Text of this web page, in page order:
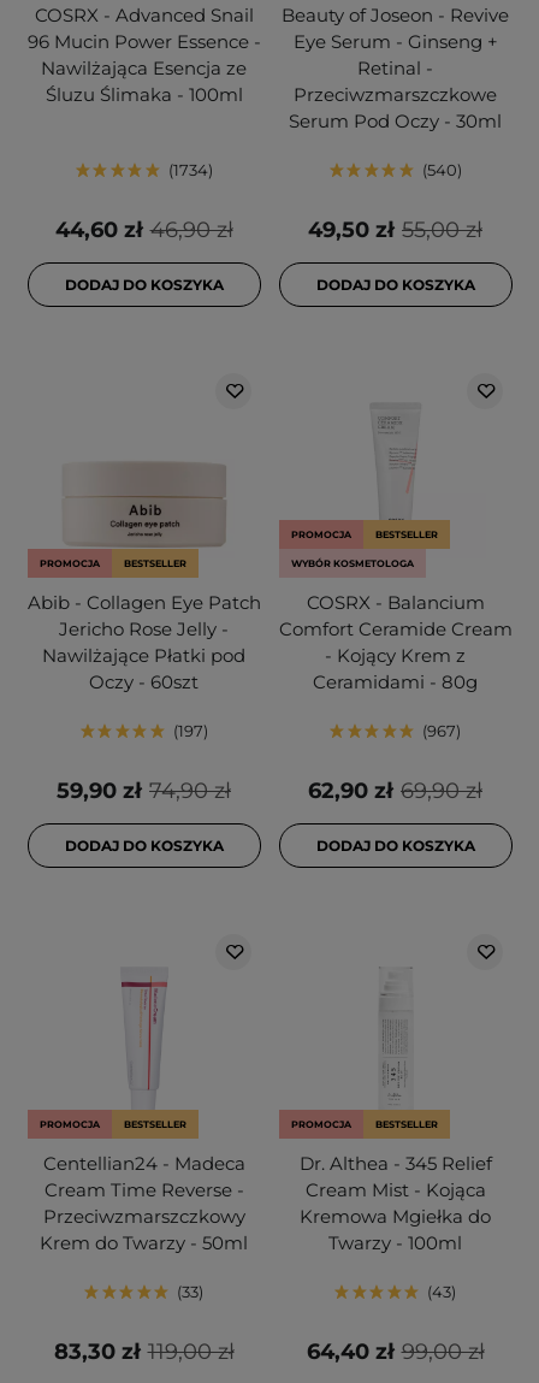
COSRX - Advanced Snail
96 Mucin Power Essence -
Nawilżająca Esencja ze
Śluzu Ślimaka - 100ml
1734
46,90 zł
44,60 zł
DODAJ DO KOSZYKA
Beauty of Joseon - Revive
Eye Serum - Ginseng +
Retinal -
Przeciwzmarszczkowe
Serum Pod Oczy - 30ml
540
55,00 zł
49,50 zł
DODAJ DO KOSZYKA
PROMOCJA BESTSELLER
Abib - Collagen Eye Patch
Jericho Rose Jelly -
Nawilżające Płatki pod
Oczy - 60szt
197
74,90 zł
59,90 zł
DODAJ DO KOSZYKA
PROMOCJA BESTSELLER
WYBÓR KOSMETOLOGA
COSRX - Balancium
Comfort Ceramide Cream
- Kojący Krem z
Ceramidami - 80g
967
69,90 zł
62,90 zł
DODAJ DO KOSZYKA
PROMOCJA BESTSELLER
Centellian24 - Madeca
Cream Time Reverse -
Przeciwzmarszczkowy
Krem do Twarzy - 50ml
33
119,00 zł
83,30 zł
PROMOCJA BESTSELLER
Dr. Althea - 345 Relief
Cream Mist - Kojąca
Kremowa Mgiełka do
Twarzy - 100ml
43
99,00 zł
64,40 zł